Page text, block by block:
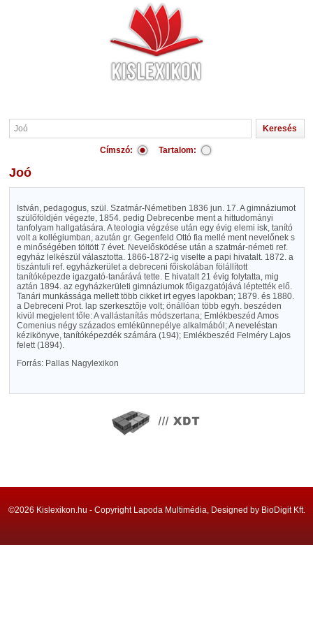
Címszó: Tartalom:
Joó
István, pedagogus, szül. Szatmár-Németiben 1836 jun. 17. A gimnáziumot
szülőföldjén végezte, 1854. pedig Debrecenbe ment a hittudományi
tanfolyam hallgatására. A teologia végzése után egy évig elemi isk, tanító
volt a kollégiumban, azután gr. Gegenfeld Ottó fia mellé ment nevelőnek s
e minőségében töltött 7 évet. Nevelősködése után a szatmár-németi ref.
egyház lelkészül választotta. 1866-1872-ig viselte a papi hivatalt. 1872. a
tiszántuli ref. egyházkerület a debreceni főiskolában fölállított
tanítóképezde igazgató-tanárává tette. E hivatalt 21 évig folytatta, mig
aztán 1894. az egyházkerületi gimnáziumok főigazgatójává léptették elő.
Tanári munkássága mellett több cikket irt egyes lapokban; 1879. és 1880.
a Debreceni Prot. lap szerkesztője volt; önállóan több egyh. beszéden
kivül megjelent tőle: A vallástanítás módszertana; Emlékbeszéd Amos
Comenius négy százados emlékünnepélye alkalmából; A neveléstan
kézikönyve, tanítóképezdék számára (194); Emlékbeszéd Felméry Lajos
felett (1894).
Forrás: Pallas Nagylexikon
©2026 Kislexikon.hu - Copyright Lapoda Multimédia, Designed by BioDigit Kft.